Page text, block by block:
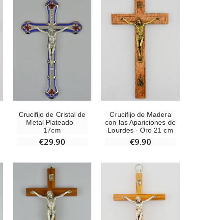
Crucifijo de Cristal de
Metal Plateado -
17cm
€29.90
Crucifijo de Madera
con las Apariciones de
Lourdes - Oro 21 cm
€9.90
€21.90
€12.90
€130.00